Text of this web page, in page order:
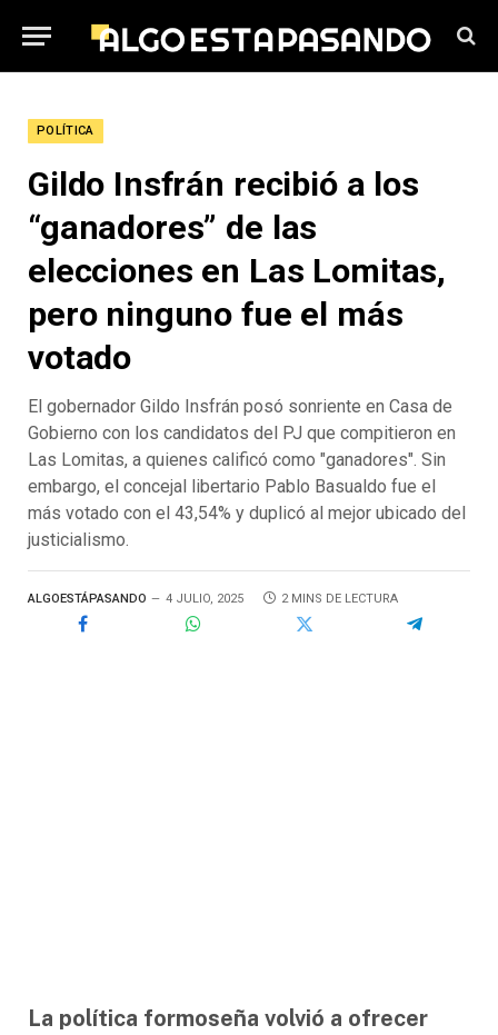
POLÍTICA
Gildo Insfrán recibió a los
“ganadores” de las
elecciones en Las Lomitas,
pero ninguno fue el más
votado
El gobernador Gildo Insfrán posó sonriente en Casa de
Gobierno con los candidatos del PJ que compitieron en
Las Lomitas, a quienes calificó como "ganadores". Sin
embargo, el concejal libertario Pablo Basualdo fue el
más votado con el 43,54% y duplicó al mejor ubicado del
justicialismo.
ALGOESTÁPASANDO 4 JULIO, 2025 2 MINS DE LECTURA
La política formoseña volvió a ofrecer